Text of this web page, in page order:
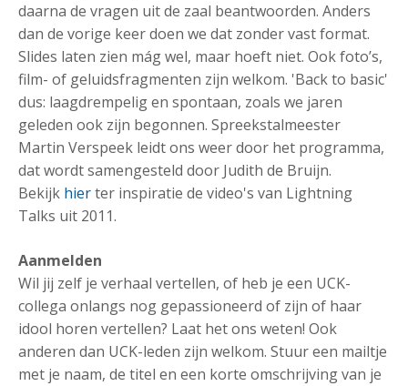
daarna de vragen uit de zaal beantwoorden. Anders
dan de vorige keer doen we dat zonder vast format.
Slides laten zien mág wel, maar hoeft niet. Ook foto’s,
film- of geluidsfragmenten zijn welkom. 'Back to basic'
dus: laagdrempelig en spontaan, zoals we jaren
geleden ook zijn begonnen. Spreekstalmeester
Martin Verspeek leidt ons weer door het programma,
dat wordt samengesteld door Judith de Bruijn.
Bekijk hierter inspiratie de video's van Lightning
Talks uit 2011.
Aanmelden
Wil jij zelf je verhaal vertellen, of heb je een UCK-
collega onlangs nog gepassioneerd of zijn of haar
idool horen vertellen? Laat het ons weten! Ook
anderen dan UCK-leden zijn welkom. Stuur een mailtje
met je naam, de titel en een korte omschrijving van je